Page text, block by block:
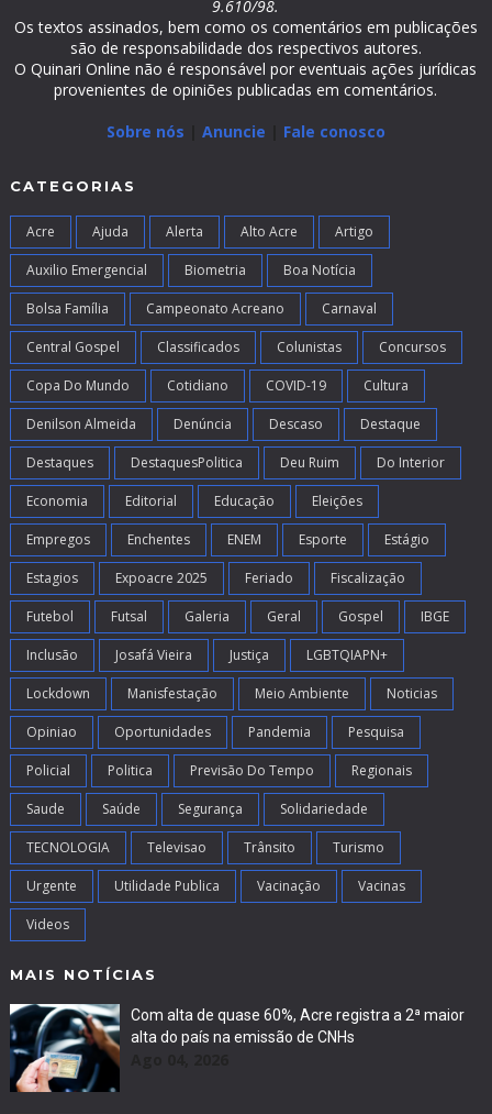
9.610/98.
Os textos assinados, bem como os comentários em publicações
são de responsabilidade dos respectivos autores.
O Quinari Online não é responsável por eventuais ações jurídicas
provenientes de opiniões publicadas em comentários.
Sobre nós
Anuncie Fale conosco
CATEGORIAS
Acre Ajuda Alerta Alto Acre Artigo
Auxilio Emergencial Biometria Boa Notícia
Bolsa Família Campeonato Acreano Carnaval
Central Gospel Classificados Colunistas Concursos
Copa Do Mundo Cotidiano COVID-19 Cultura
Denilson Almeida Denúncia Descaso Destaque
Destaques DestaquesPolitica Deu Ruim Do Interior
Economia Editorial Educação Eleições
Empregos Enchentes ENEM Esporte Estágio
Estagios Expoacre 2025 Feriado Fiscalização
Futebol Futsal Galeria Geral Gospel IBGE
Inclusão Josafá Vieira Justiça LGBTQIAPN+
Lockdown Manisfestação Meio Ambiente Noticias
Opiniao Oportunidades Pandemia Pesquisa
Policial Politica Previsão Do Tempo Regionais
Saude Saúde Segurança Solidariedade
TECNOLOGIA Televisao Trânsito Turismo
Urgente Utilidade Publica Vacinação Vacinas
Videos
MAIS NOTÍCIAS
Com alta de quase 60%, Acre registra a 2ª maior
alta do país na emissão de CNHs